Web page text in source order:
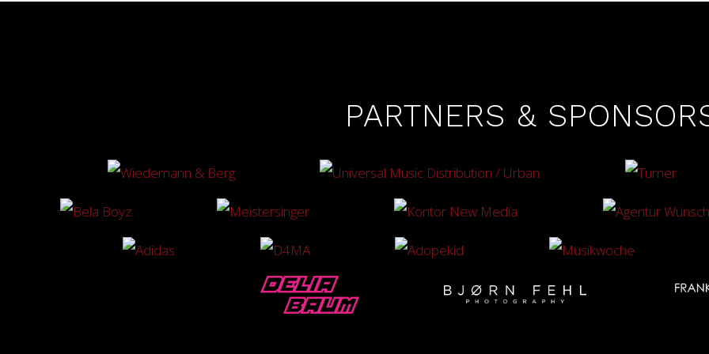
PARTNERS &